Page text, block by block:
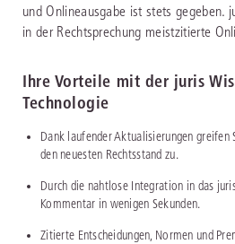
und Onlineausgabe ist stets gegeben.
in der Rechtsprechung meistzitierte
Ihre Vorteile mit der juris
Technologie
Dank laufender Aktualisierungen
den neuesten Rechtsstand zu.
Durch die nahtlose Integration in das
Kommentar in wenigen Sekunden.
Zitierte Entscheidungen, Normen und